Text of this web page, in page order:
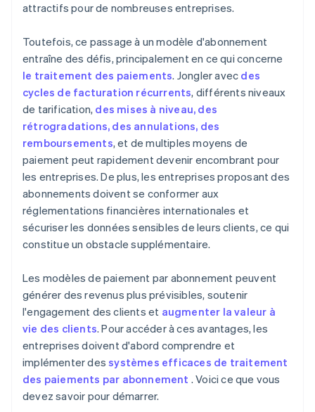
attractifs pour de nombreuses entreprises.
Toutefois, ce passage à un modèle d'abonnement
entraîne des défis, principalement en ce qui concerne
le traitement des paiements. Jongler avec des
cycles de facturation récurrents, différents niveaux
de tarification, des mises à niveau, des
rétrogradations, des annulations, des
remboursements, et de multiples moyens de
paiement peut rapidement devenir encombrant pour
les entreprises. De plus, les entreprises proposant des
abonnements doivent se conformer aux
réglementations financières internationales et
sécuriser les données sensibles de leurs clients, ce qui
constitue un obstacle supplémentaire.
Les modèles de paiement par abonnement peuvent
générer des revenus plus prévisibles, soutenir
l'engagement des clients et augmenter la valeur à
vie des clients. Pour accéder à ces avantages, les
entreprises doivent d'abord comprendre et
implémenter dessystèmes efficaces de traitement
des paiements par abonnement . Voici ce que vous
devez savoir pour démarrer.